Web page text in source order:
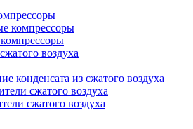
компрессоры
воздуха
конденсата из сжатого воздуха
сжатого воздуха
сжатого воздуха